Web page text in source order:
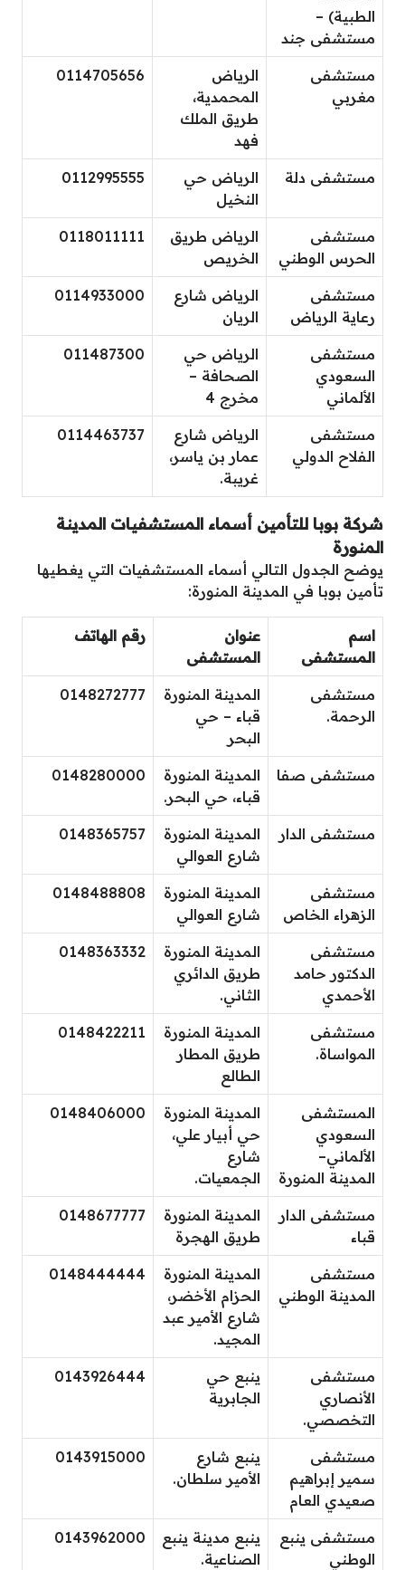
الطبية) –
مستشفى جند
مستشفى
مغربي
الرياض
المحمدية،
طريق الملك
فهد
0114705656
مستشفى دلة
الرياض حي
النخيل
0112995555
مستشفى
الحرس الوطني
الرياض طريق
الخريص
0118011111
مستشفى
رعاية الرياض
الرياض شارع
الريان
0114933000
مستشفى
السعودي
الألماني
الرياض حي
الصحافة –
مخرج 4
011487300
مستشفى
الفلاح الدولي
الرياض شارع
عمار بن ياسر،
غريبة.
0114463737
شركة بوبا للتأمين أسماء المستشفيات المدينة
المنورة
يوضح الجدول التالي أسماء المستشفيات التي يغطيها
تأمين بوبا في المدينة المنورة:
اسم
المستشفى
عنوان
المستشفى
رقم الهاتف
مستشفى
الرحمة.
المدينة المنورة
قباء – حي
البحر
0148272777
مستشفى صفا
المدينة المنورة
قباء، حي البحر.
0148280000
مستشفى الدار
المدينة المنورة
شارع العوالي
0148365757
مستشفى
الزهراء الخاص
المدينة المنورة
شارع العوالي
0148488808
مستشفى
الدكتور حامد
الأحمدي
المدينة المنورة
طريق الدائري
الثاني.
0148363332
مستشفى
المواساة.
المدينة المنورة
طريق المطار
الطالع
0148422211
المستشفى
السعودي
الألماني–
المدينة المنورة
المدينة المنورة
حي أبيار علي،
شارع
الجمعيات.
0148406000
مستشفى الدار
قباء
المدينة المنورة
طريق الهجرة
0148677777
مستشفى
المدينة الوطني
المدينة المنورة
الحزام الأخضر،
شارع الأمير عبد
المجيد.
0148444444
مستشفى
الأنصاري
التخصصي.
ينبع حي
الجابرية
0143926444
مستشفى
سمير إبراهيم
صعيدي العام
ينبع شارع
الأمير سلطان.
0143915000
مستشفى ينبع
الوطني
ينبع مدينة ينبع
الصناعية.
0143962000